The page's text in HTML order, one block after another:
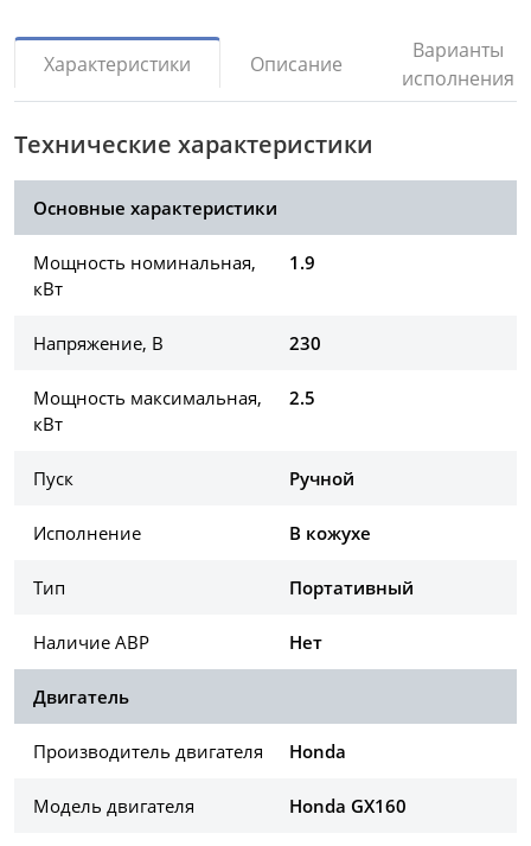
Характеристики Описание
Варианты
исполнения
Технические характеристики
Основные характеристики
Мощность номинальная,
кВт
1.9
Напряжение, В 230
Мощность максимальная,
кВт
2.5
Пуск Ручной
Исполнение В кожухе
Тип Портативный
Наличие АВР Нет
Двигатель
Производитель двигателя Honda
Модель двигателя Honda GX160